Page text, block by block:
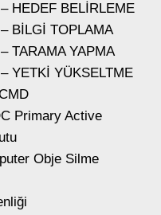
HEDEF BELİRLEME
BİLGİ TOPLAMA
TARAMA YAPMA
YETKİ YÜKSELTME
Primary Active
Obje Silme